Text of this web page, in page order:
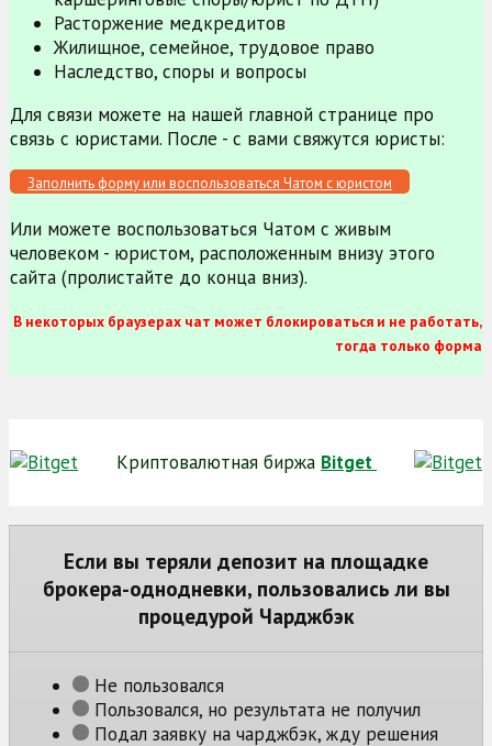
Расторжение медкредитов
Жилищное, семейное, трудовое право
Наследство, споры и вопросы
Для связи можете на нашей главной странице про
связь с юристами. После - с вами свяжутся юристы:
Заполнить форму или воспользоваться Чатом с юристом
Или можете воспользоваться Чатом с живым
человеком - юристом, расположенным внизу этого
сайта (пролистайте до конца вниз).
В некоторых браузерах чат может блокироваться и не работать,
тогда только форма
Криптовалютная биржа Bitget
Если вы теряли депозит на площадке
брокера-однодневки, пользовались ли вы
процедурой Чарджбэк
Не пользовался
Пользовался, но результата не получил
Подал заявку на чарджбэк, жду решения